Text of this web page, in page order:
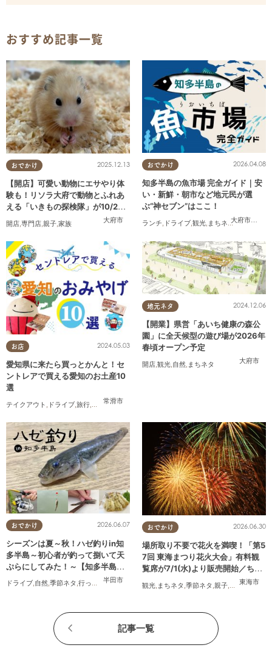
おすすめ記事一覧
おでかけ
大府市
2025.12.13
【開店】可愛い動物にエサやり体
験も！リソラ大府で動物とふれあ
える「いきもの探検隊」が10/24
(金)オープン
開店,専門店,親子,家族
おでかけ
大府市半田
2026.04.08
知多半島の魚市場 完全ガイド｜安
い・新鮮・朝市など地元民が選
ぶ“神セブン”はここ！
ランチ, ドライブ,観光, まちネタ ,連載 家族
お店
常滑市
2024.05.03
愛知県に来たら買っとかんと！セ
ントレアで買える愛知のお土産10
選
テイクアウト ドライブ 旅行 観光,家族,
地元ネタ
大府市
2024.12.06
【開業】県営「あいち健康の森公
園」に全天候型の遊び場が2026年
春頃オープン予定
開店 観光 自然 まちネタ
おでかけ
半田市
2026.06.07
シーズンは夏～秋！ハゼ釣りin知
多半島～初心者が釣って捌いて天
ぷらにしてみた！～【知多半島レ
ポ#14】
ドライブ,自然,季節ネタ ,行ってみたレポ 家族 カップル おひとりさま, 友人,知多半島
おでかけ
東海市
2026.06.30
場所取り不要で花火を満喫！「第5
7回 東海まつり花火大会」有料観
覧席が7/1(水)より販売開始／ちた
観光 まちネタ 季節ネタ 親子 夫婦,家族
記事一覧